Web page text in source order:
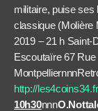
militaire, puise ses
classique
2019 – 21 h Saint-
Escoutaïre 67
http://
10h30nnn